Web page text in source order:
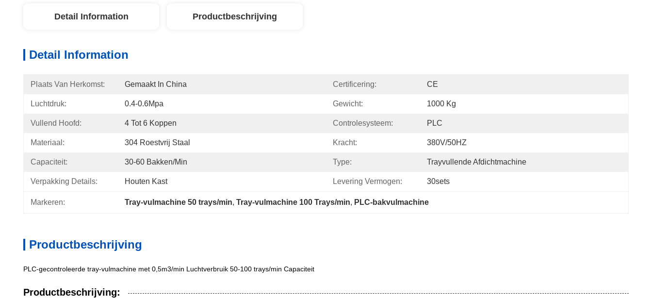
Detail Information Productbeschrijving
Detail Information
Plaats Van Herkomst: Gemaakt In China Certificering: CE
Luchtdruk: 0.4-0.6Mpa Gewicht: 1000 Kg
Vullend Hoofd: 4 Tot 6 Koppen Controlesysteem: PLC
Materiaal: 304 Roestvrij Staal Kracht: 380V/50HZ
Capaciteit: 30-60 Bakken/min Type: Trayvullende Afdichtmachine
Verpakking Details: Houten Kast Levering Vermogen: 30sets
Markeren: Tray-vulmachine 50 trays/min, Tray-vulmachine 100 Trays/min, PLC-bakvulmachine
Productbeschrijving
PLC-gecontroleerde tray-vulmachine met 0,5m3/min Luchtverbruik 50-100 trays/min Capaciteit
Productbeschrijving: